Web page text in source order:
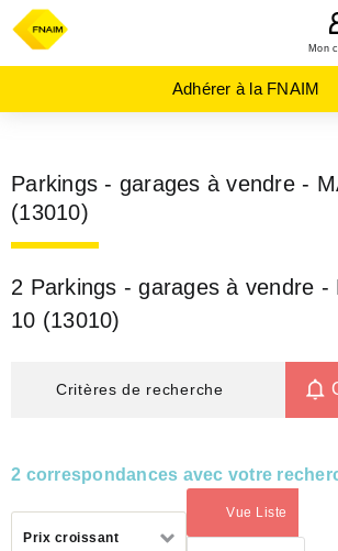
Mon
Adhérer à la FNAIM
Parkings - garages à vendre -
(13010)
2 Parkings - garages à vendre -
10 (13010)
Critères de recherche
2 correspondances avec votre
Prix croissant
Vue Liste
(activé)